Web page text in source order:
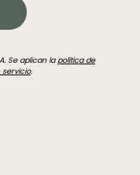
Se aplican la política de
servicio.